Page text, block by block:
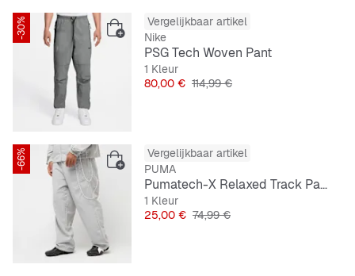
-30%
Vergelijkbaar artikel
Nike
PSG Tech Woven Pant
1 Kleur
Prijs
80,00 € Originele Prijs
114,99 €
-66%
Vergelijkbaar artikel
PUMA
Pumatech-X Relaxed Track Pant Woven
1 Kleur
Prijs
25,00 € Originele Prijs
74,99 €